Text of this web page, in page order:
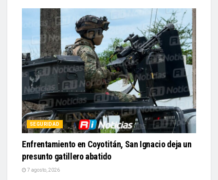
SEGURIDAD
Enfrentamiento en Coyotitán, San Ignacio deja un
presunto gatillero abatido
7 agosto, 2026